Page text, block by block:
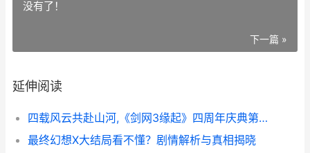
没有了！
下一篇 »
延伸阅读
四载风云共赴山河,《剑网3缘起》四周年庆典第二弹今天启幕 四载韶华 风雨兼程
最终幻想X大结局看不懂？剧情解析与真相揭晓